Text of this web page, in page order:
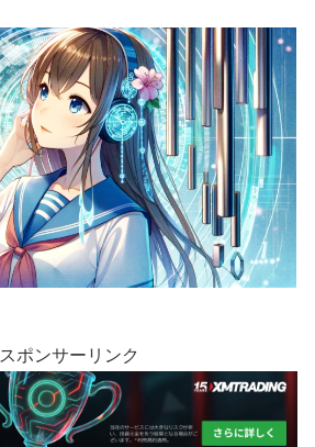
スポンサーリンク